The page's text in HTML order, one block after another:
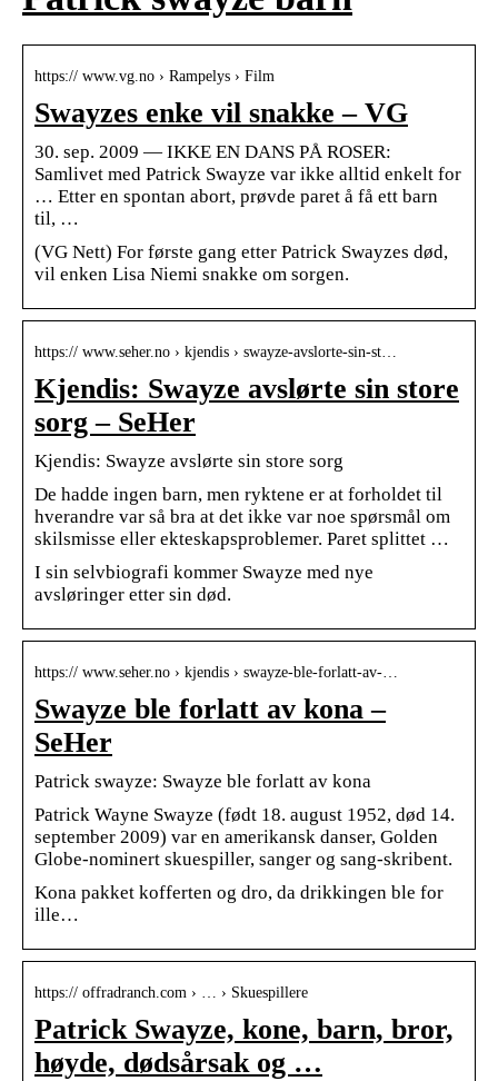
https:// www.vg.no › Rampelys › Film
Swayzes enke vil snakke – VG
30. sep. 2009 — IKKE EN DANS PÅ ROSER:
Samlivet med Patrick Swayze var ikke alltid enkelt for
… Etter en spontan abort, prøvde paret å få ett barn
til, …
(VG Nett) For første gang etter Patrick Swayzes død,
vil enken Lisa Niemi snakke om sorgen.
https:// www.seher.no › kjendis › swayze-avslorte-sin-st…
Kjendis: Swayze avslørte sin store
sorg – SeHer
Kjendis: Swayze avslørte sin store sorg
De hadde ingen barn, men ryktene er at forholdet til
hverandre var så bra at det ikke var noe spørsmål om
skilsmisse eller ekteskapsproblemer. Paret splittet …
I sin selvbiografi kommer Swayze med nye
avsløringer etter sin død.
https:// www.seher.no › kjendis › swayze-ble-forlatt-av-…
Swayze ble forlatt av kona –
SeHer
Patrick swayze: Swayze ble forlatt av kona
Patrick Wayne Swayze (født 18. august 1952, død 14.
september 2009) var en amerikansk danser, Golden
Globe-nominert skuespiller, sanger og sang-skribent.
Kona pakket kofferten og dro, da drikkingen ble for
ille…
https:// offradranch.com › … › Skuespillere
Patrick Swayze, kone, barn, bror,
høyde, dødsårsak og …